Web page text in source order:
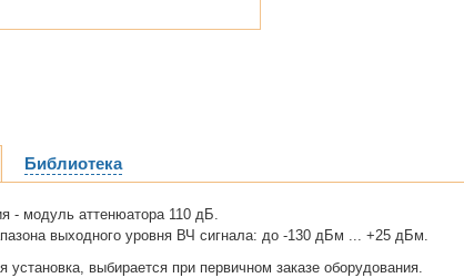
Библиотека
- модуль аттенюатора 110 дБ.
выходного уровня ВЧ сигнала: до -130 дБм ... +25 дБм.
установка, выбирается при первичном заказе оборудования.